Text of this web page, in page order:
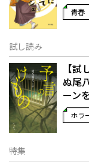
青春
試し読み
【
ぬ――
ーン
ホラ
特集